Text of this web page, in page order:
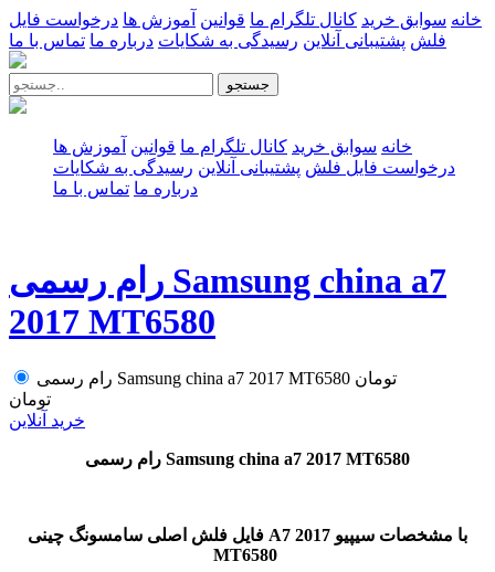
خانه سوابق خرید کانال تلگرام ما قوانین آموزش ها درخواست فایل
فلش پشتیبانی آنلاین رسیدگی به شکایات درباره ما تماس با ما
جستجو
خانه سوابق خرید کانال تلگرام ما قوانین آموزش ها
درخواست فایل فلش پشتیبانی آنلاین رسیدگی به شکایات
درباره ما تماس با ما
رام رسمی Samsung china a7
2017 MT6580
رام رسمی Samsung china a7 2017 MT6580 تومان
تومان
خرید آنلاین
رام رسمی Samsung china a7 2017 MT6580
فایل فلش اصلی سامسونگ چینی A7 2017 با مشخصات سیپیو
MT6580